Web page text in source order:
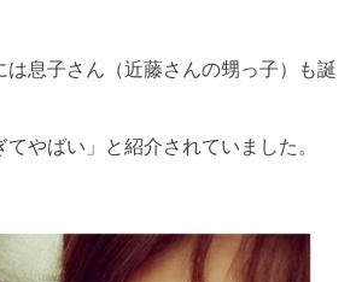
は息子さん（近藤さんの甥っ子）も誕
やばい」と紹介されていました。